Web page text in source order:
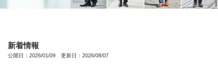
新着情報
公開日：2026/01/09 更新日：2026/08/07